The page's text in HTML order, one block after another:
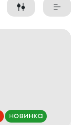
новинка